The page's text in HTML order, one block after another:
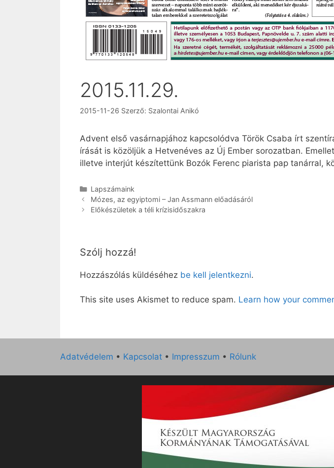
2015.11.29.
2015-11-26 Szerző: Szalontai Anikó
Advent első vasárnapjához kapcsolódva Török Csaba írt
írását is közöljük a Hetvenéves az Új Ember sorozatban.
illetve interjút készítettünk Bozók Ferenc piarista pap tanárral,
Kategória
Lapszámaink
Mózes, az egyiptomi – Jan Assmann előadásáról
Előkészületek a téli krízisidőszakra
Szólj hozzá!
Hozzászólás küldéséhez be kell jelentkezni.
This site uses Akismet to reduce spam. Learn how your
Adatvédelem • Kapcsolat • Impresszum • Rólunk